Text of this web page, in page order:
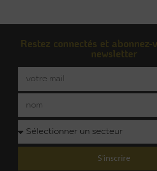
Restez connectés et abonnez-
newsletter
S'inscrire